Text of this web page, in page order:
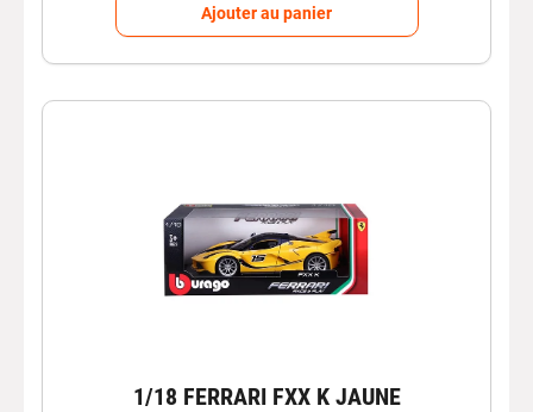
Ajouter au panier
1/18 FERRARI FXX K JAUNE